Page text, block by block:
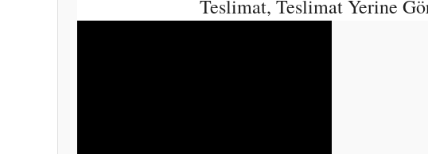
Teslimat, Teslimat Yerine